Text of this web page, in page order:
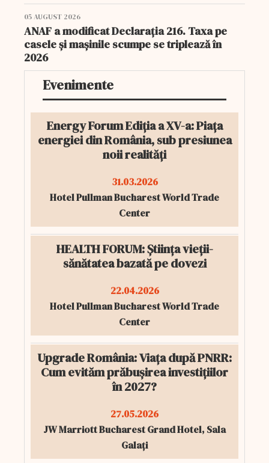
05 AUGUST 2026
ANAF a modificat Declarația 216. Taxa pe
casele și mașinile scumpe se triplează în
2026
Evenimente
Energy Forum Ediția a XV-a: Piața
energiei din România, sub presiunea
noii realități
31.03.2026
Hotel Pullman Bucharest World Trade
Center
HEALTH FORUM: Știința vieții-
sănătatea bazată pe dovezi
22.04.2026
Hotel Pullman Bucharest World Trade
Center
Upgrade România: Viața după PNRR:
Cum evităm prăbușirea investițiilor
în 2027?
27.05.2026
JW Marriott Bucharest Grand Hotel, Sala
Galați